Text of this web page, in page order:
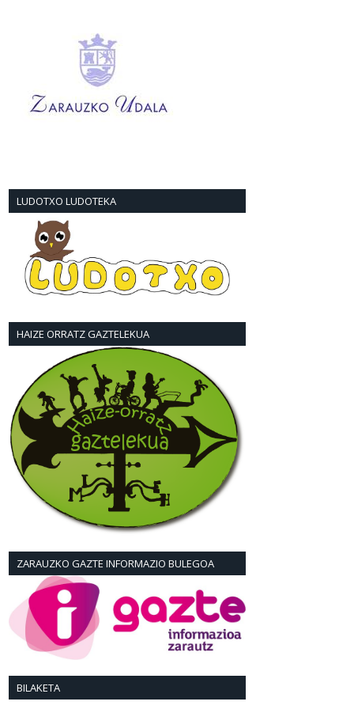
LUDOTXO LUDOTEKA
HAIZE ORRATZ GAZTELEKUA
ZARAUZKO GAZTE INFORMAZIO BULEGOA
BILAKETA